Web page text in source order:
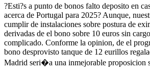
?Esti?s a punto de bonos falto deposito en
acerca de Portugal para 2025? Aunque,
cumplir de instalaciones sobre postura de
derivadas de el bono sobre 10 euros sin
complicado. Conforme la opinion, de el
bono desprovisto tanque de 12 eurillos
Madrid seri�a una inmejorable proposicion